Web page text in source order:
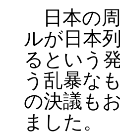
日本の
ルが日本
るという
う乱暴な
の決議も
ました。